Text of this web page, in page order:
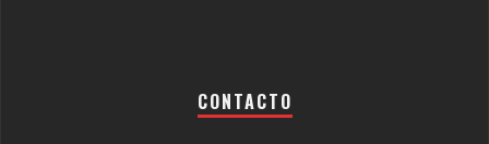
CONTACTO